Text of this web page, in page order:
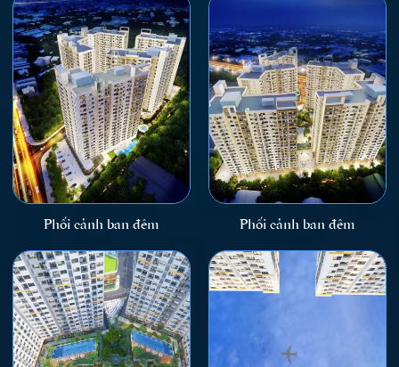
Phối cảnh ban đêm Phối cảnh ban đêm